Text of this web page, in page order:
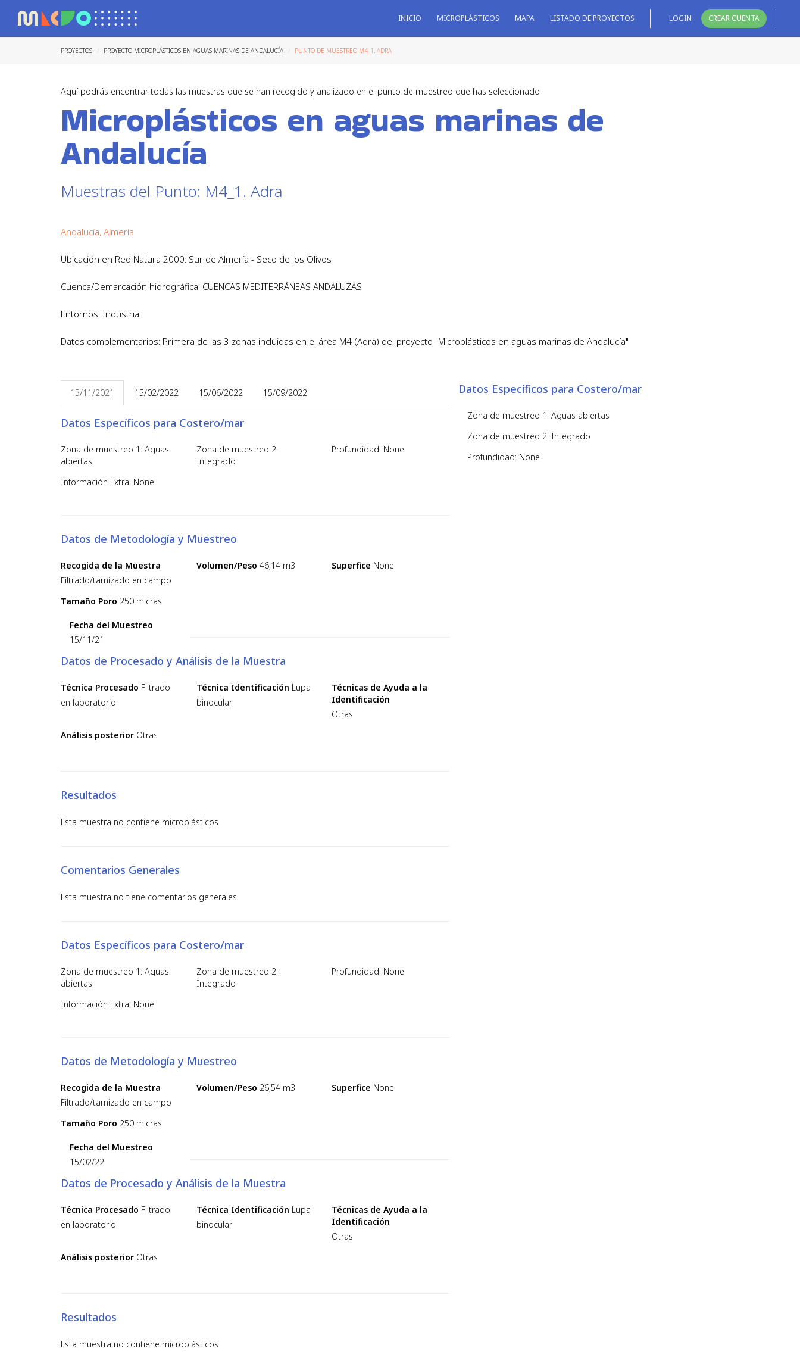
INICIO MICROPLÁSTICOS MAPA LISTADO DE PROYECTOS LOGIN CREAR CUENTA
PROYECTOS PROYECTO MICROPLÁSTICOS EN AGUAS MARINAS DE ANDALUCÍA PUNTO DE MUESTREO M4_1. ADRA
Aquí podrás encontrar todas las muestras que se han recogido y analizado en el punto de muestreo que has seleccionado
Microplásticos en aguas marinas de
Andalucía
Muestras del Punto: M4_1. Adra
Andalucía, Almería
Ubicación en Red Natura 2000: Sur de Almería - Seco de los Olivos
Cuenca/Demarcación hidrográfica: CUENCAS MEDITERRÁNEAS ANDALUZAS
Entornos: Industrial
Datos complementarios: Primera de las 3 zonas incluidas en el área M4 (Adra) del proyecto "Microplásticos en aguas marinas de Andalucía"
15/11/2021 15/02/2022 15/06/2022 15/09/2022
Datos Específicos para Costero/mar
Zona de muestreo 1: Aguas
abiertas
Zona de muestreo 2:
Integrado
Profundidad: None
Información Extra: None
Datos de Metodología y Muestreo
Recogida de la Muestra
Filtrado/tamizado en campo
Volumen/Peso 46,14 m3 Superfice None
Tamaño Poro 250 micras
Fecha del Muestreo
15/11/21
Datos de Procesado y Análisis de la Muestra
Técnica Procesado Filtrado
en laboratorio
Técnica Identificación Lupa
binocular
Técnicas de Ayuda a la
Identificación
Otras
Análisis posterior Otras
Resultados
Esta muestra no contiene microplásticos
Comentarios Generales
Esta muestra no tiene comentarios generales
Datos Específicos para Costero/mar
Zona de muestreo 1: Aguas
abiertas
Zona de muestreo 2:
Integrado
Profundidad: None
Información Extra: None
Datos de Metodología y Muestreo
Recogida de la Muestra
Filtrado/tamizado en campo
Volumen/Peso 26,54 m3 Superfice None
Tamaño Poro 250 micras
Fecha del Muestreo
15/02/22
Datos de Procesado y Análisis de la Muestra
Técnica Procesado Filtrado
en laboratorio
Técnica Identificación Lupa
binocular
Técnicas de Ayuda a la
Identificación
Otras
Análisis posterior Otras
Resultados
Esta muestra no contiene microplásticos
Datos Específicos para Costero/mar
Zona de muestreo 1: Aguas abiertas
Zona de muestreo 2: Integrado
Profundidad: None